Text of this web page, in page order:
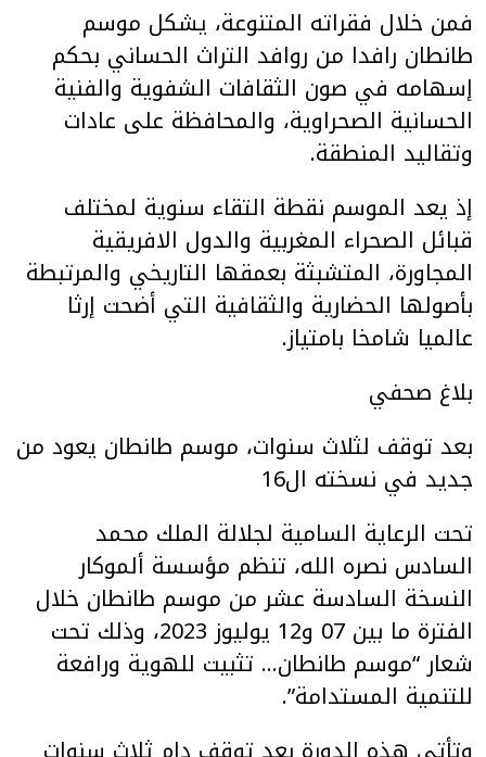
فمن خلال فقراته المتنوعة، يشكل موسم
طانطان رافدا من روافد التراث الحساني بحكم
إسهامه في صون الثقافات الشفوية والفنية
الحسانية الصحراوية، والمحافظة على عادات
وتقاليد المنطقة.
إذ يعد الموسم نقطة التقاء سنوية لمختلف
قبائل الصحراء المغربية والدول الافريقية
المجاورة، المتشبثة بعمقها التاريخي والمرتبطة
بأصولها الحضارية والثقافية التي أضحت إرثا
عالميا شامخا بامتياز.
بلاغ صحفي
بعد توقف لثلاث سنوات، موسم طانطان يعود من
جديد في نسخته ال16
تحت الرعاية السامية لجلالة الملك محمد
السادس نصره الله، تنظم مؤسسة ألموكار
النسخة السادسة عشر من موسم طانطان خلال
الفترة ما بين 07 و12 يوليوز 2023، وذلك تحت
شعار “موسم طانطان… تثبيت للهوية ورافعة
للتنمية المستدامة”.